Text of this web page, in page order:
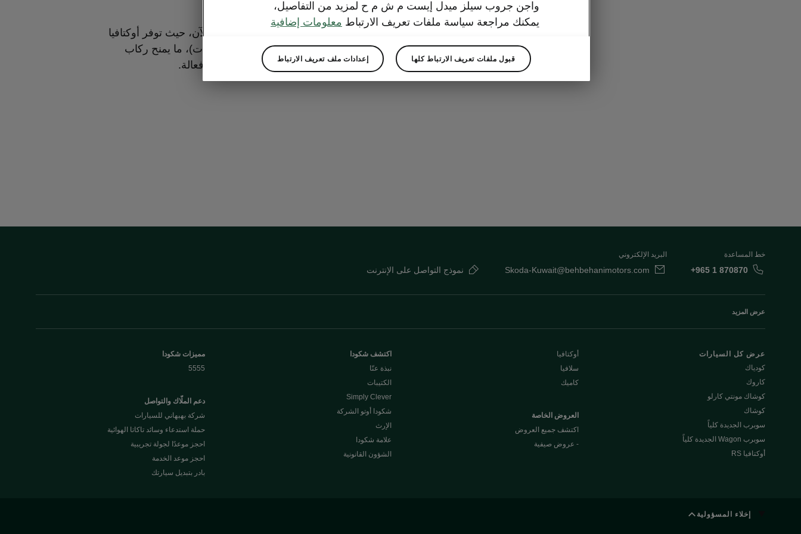
منفذا USB-C خلفيان
لا داعي للقلق بشأن منافذ USB بعد الآن، حيث توفر أوكتافيا
منفذي USB-C للشحن السريع (45 وات)، ما يمنح ركاب
المقاعد الخلفية تجربة شحن سلسة وفعالة.
خط المساعدة
+965 1 870870
البريد الإلكتروني
Skoda-Kuwait@behbehanimotors.com نموذج التواصل على الإنترنت
عرض المزيد
عرض كل السيارات
كودياك
كاروك
كوشاك مونتي كارلو
كوشاك
سوبرب الجديدة كلياً
سوبرب Wagon الجديدة كلياً
أوكتافيا RS
أوكتافيا
سلافيا
كاميك
العروض الخاصة
اكتشف جميع العروض
- عروض صيفية
اكتشف شكودا
نبذة عنّا
الكتيبات
Simply Clever
شكودا أوتو الشركة
الإرث
علامة شكودا
الشؤون القانونية
مميزات شكودا
5555
دعم الملّاك والتواصل
شركة بهبهاني للسيارات
حملة استدعاء وسائد تاكاتا الهوائية
احجز موعدًا لجولة تجريبية
احجز موعد الخدمة
بادر بتبديل سيارتك
إخلاء المسؤولية
واجن جروب سيلز ميدل إيست م ش م ح لمزيد من التفاصيل،
يمكنك مراجعة سياسة ملفات تعريف الارتباط معلومات إضافية
قبول ملفات تعريف الارتباط كلها إعدادات ملف تعريف الارتباط